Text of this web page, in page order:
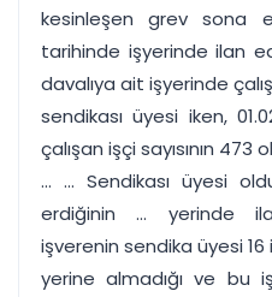
kesinleşen grev sona
tarihinde işyerinde ilan
davalıya ait işyerinde
sendikası üyesi iken,
çalışan işçi sayısının
... ... Sendikası üyesi
erdiğinin ... yerinde
işverenin sendika üyesi 16
yerine almadığı ve bu